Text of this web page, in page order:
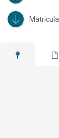
Matricula